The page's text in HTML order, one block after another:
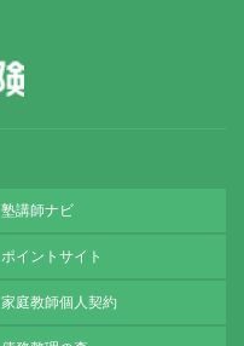
塾講師ナビ
ポイントサイト
家庭教師個人契約